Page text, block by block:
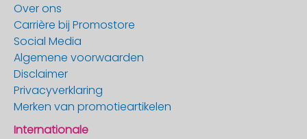
Over ons
Carrière bij Promostore
Social Media
Algemene voorwaarden
Disclaimer
Privacyverklaring
Merken van promotieartikelen
Internationale